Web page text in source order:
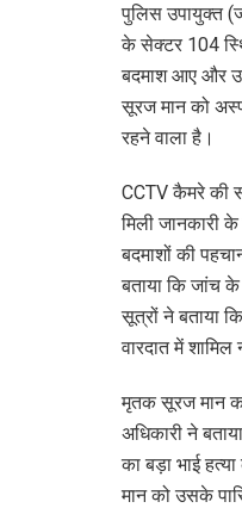
पुलिस उपायुक्त
के सेक्टर 104
बदमाश आए और
सूरज मान को
रहने वाला है।
CCTV कैमरे की
मिली जानकारी
बदमाशों की
बताया कि जांच
सूत्रों ने बताया
वारदात में शामिल
मृतक सूरज मान
अधिकारी ने
का बड़ा भाई
मान को उसके